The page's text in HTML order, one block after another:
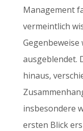
Management
vermeintlich
ausgeblendet.
hinaus,
insbesondere
ersten Blick